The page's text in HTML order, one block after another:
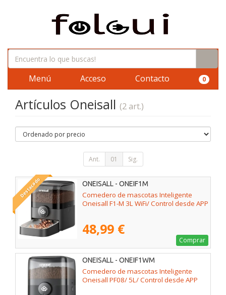
Menú Acceso Contacto 0
Artículos Oneisall (2 art.)
Ant. 01 Sig.
Destacado ONEISALL - ONEIF1M
Comedero de mascotas Inteligente
Oneisall F1-M 3L WiFi/ Control desde APP
48,99 €
Comprar
ONEISALL - ONEIF1WM
Comedero de mascotas Inteligente
Oneisall PF08/ 5L/ Control desde APP